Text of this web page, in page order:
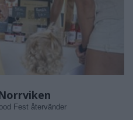
Fest återvänder